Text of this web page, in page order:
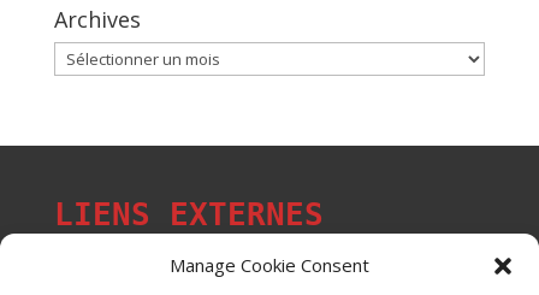
Manage Cookie Consent
Archives
Archives
LIENS EXTERNES